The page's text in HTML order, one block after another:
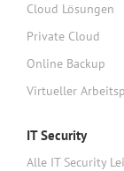
Cloud Lösungen
Private Cloud
Online Backup
Virtueller
IT Security
Alle IT Security